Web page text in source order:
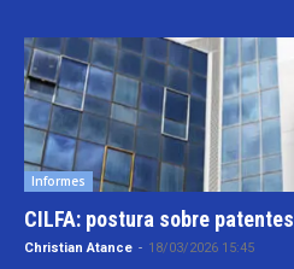
Informes
CILFA: postura sobre patentes
Christian Atance - 18/03/2026 15:45